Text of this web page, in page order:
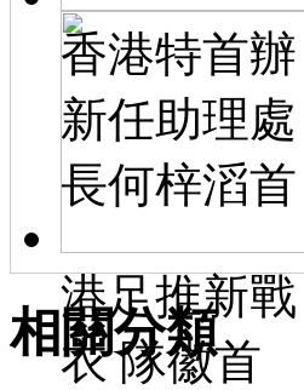
香港特首辦
新任助理處
長何梓滔首
港足推新戰
衣 隊徽首
相關分類